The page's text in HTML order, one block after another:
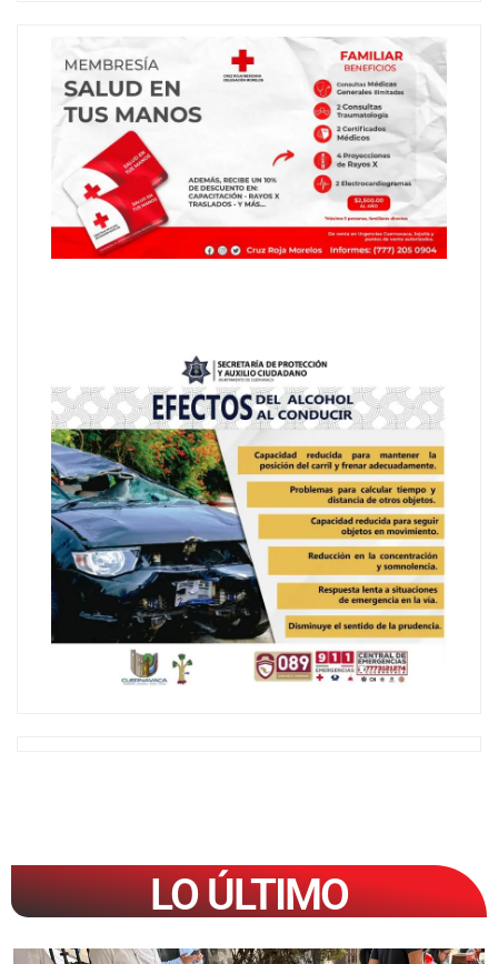
LO ÚLTIMO